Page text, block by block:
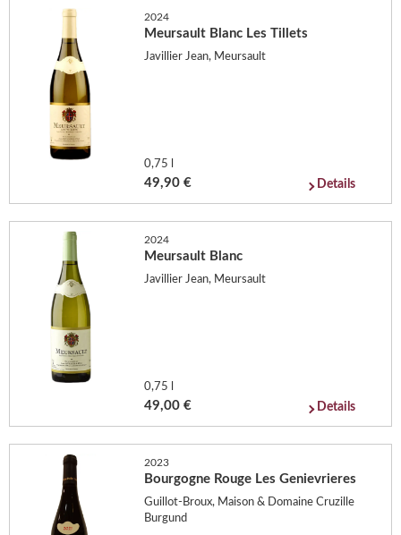
2024
Meursault Blanc Les Tillets
Javillier Jean, Meursault
0,75 l
49,90 € Details
2024
Meursault Blanc
Javillier Jean, Meursault
0,75 l
49,00 € Details
2023
Bourgogne Rouge Les Genievrieres
Guillot-Broux, Maison & Domaine Cruzille
Burgund